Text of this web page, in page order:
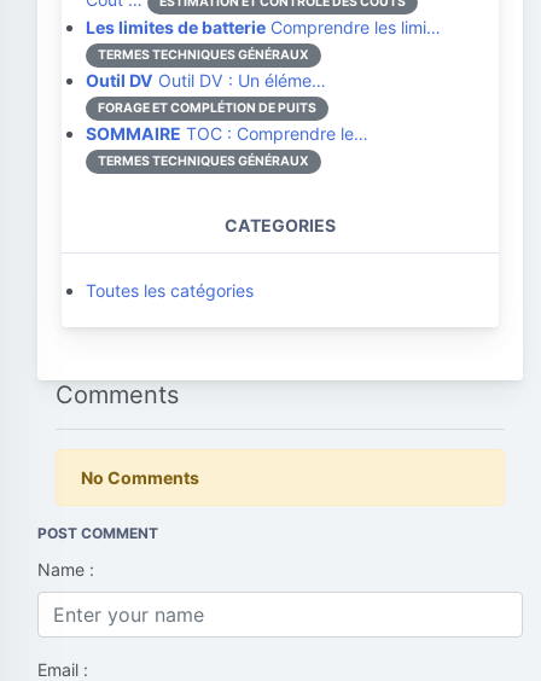
Les limites de batterie Comprendre les limi…
TERMES TECHNIQUES GÉNÉRAUX
Outil DV Outil DV : Un éléme…
FORAGE ET COMPLÉTION DE PUITS
SOMMAIRE TOC : Comprendre le…
TERMES TECHNIQUES GÉNÉRAUX
CATEGORIES
Toutes les catégories
Comments
No Comments
POST COMMENT
Name :
Email :